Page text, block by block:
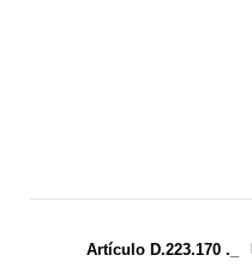
Artículo D.223.170 ._